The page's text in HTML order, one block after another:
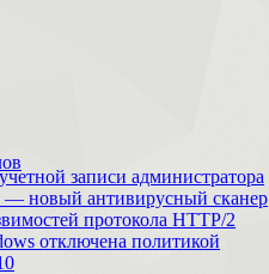
записи администратора
— новый антивирусный сканер
протокола HTTP/2
отключена политикой